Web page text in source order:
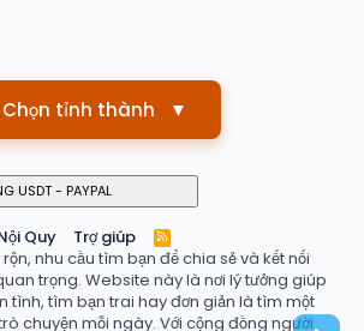
Chọn tỉnh thành ▼
Quy Trợ giúp
R
S
S
nhu cầu tìm bạn để chia sẻ và kết nối
trọng. Website này là nơi lý tưởng giúp
tình, tìm bạn trai hay đơn giản là tìm một
chuyện mỗi ngày. Với cộng đồng người